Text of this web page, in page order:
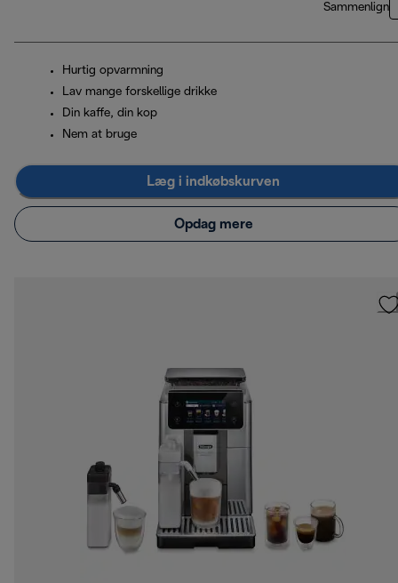
Sammenlign
Hurtig opvarmning
Lav mange forskellige drikke
Din kaffe, din kop
Nem at bruge
Læg i indkøbskurven
Opdag mere